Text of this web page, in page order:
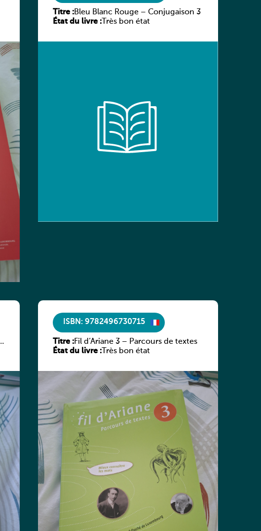
Titre :Bleu Blanc Rouge – Conjugaison 3
État du livre :Très bon état
ISBN: 9782496730715
Titre :Fil d’Ariane 3 – Parcours de textes
État du livre :Très bon état